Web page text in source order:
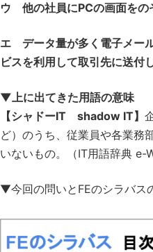
ウ 他の社員にPCの画面をの
エ データ量が多く電子メー
ビスを利用して取引先に送付し
▼上に出てきた用語の意味
【シャドーIT shadow IT】
ど）のうち、従業員や各業務
いないもの。（IT用語辞典 e-
▼今回の問いとFEのシラバス